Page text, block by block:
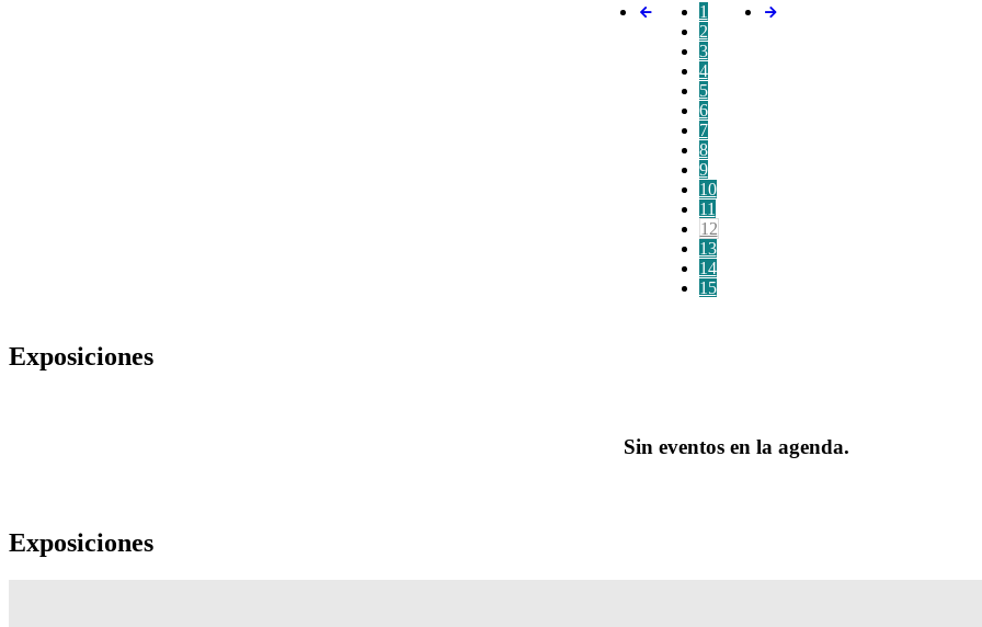
1
2
3
4
5
6
7
8
9
10
11
12
13
14
15
Exposiciones
Sin eventos en la agenda.
Exposiciones